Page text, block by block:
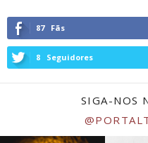
87 Fãs
8 Seguidores
SIGA-NOS